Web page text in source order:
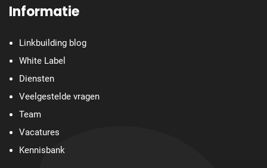
Informatie
Linkbuilding blog
White Label
Diensten
Veelgestelde vragen
Team
Vacatures
Kennisbank